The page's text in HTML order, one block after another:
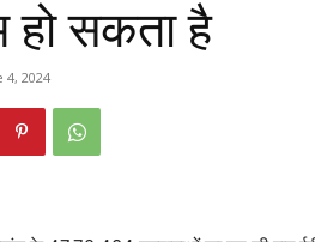
हो सकता है
4, 2024